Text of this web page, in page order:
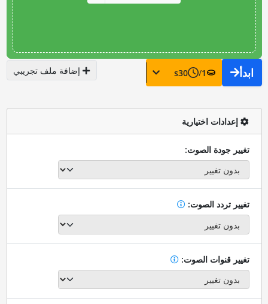
ابدأ 1
/
30
s إضافة ملف تجريبي
إعدادات اختيارية
تغيير جودة الصوت:
تغيير تردد الصوت:
تغيير قنوات الصوت: